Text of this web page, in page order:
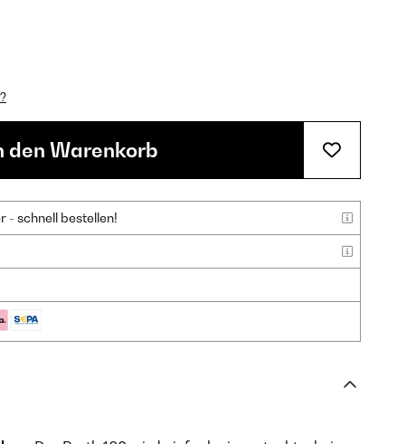
den Warenkorb
- schnell bestellen!